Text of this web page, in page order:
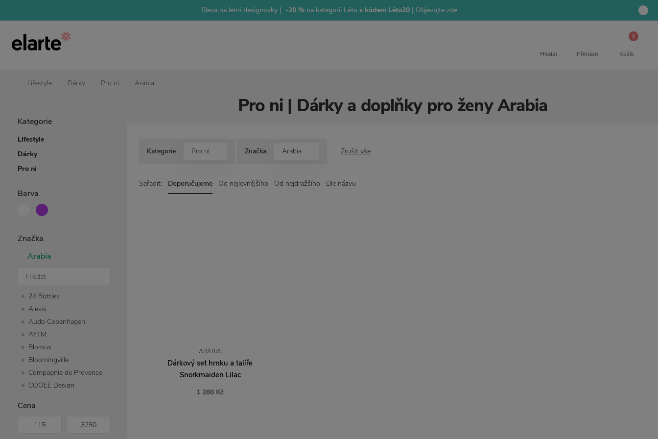
Sleva na letní designovky | -20 %na kategorii Létos kódem Léto20 | Objevujte zde
Hledat Přihlásit
0
Košík
Lifestyle Dárky Pro ni Arabia
Kategorie
Lifestyle
Dárky
Pro ni
Barva
Značka
Arabia
24 Bottles
Alessi
Audo Copenhagen
AYTM
Blomus
Bloomingville
Compagnie de Provence
COOEE Design
Stockholm
Design Letters
Cena
Pro ni | Dárky a doplňky pro ženy Arabia
Kategorie Pro ni Značka Arabia Zrušit vše
Seřadit: Doporučujeme Od nejlevnějšího Od nejdražšího Dle názvu
ARABIA
Dárkový set hrnku a talíře
Snorkmaiden Lilac
1 280 Kč